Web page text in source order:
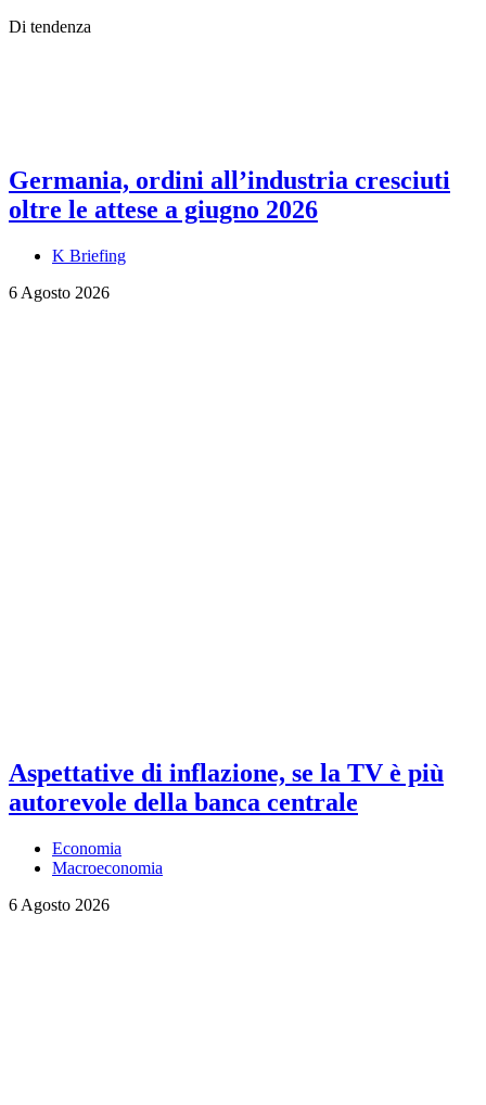
Di tendenza
Germania, ordini all’industria cresciuti
oltre le attese a giugno 2026
K Briefing
6 Agosto 2026
Aspettative di inflazione, se la TV è più
autorevole della banca centrale
Economia
Macroeconomia
6 Agosto 2026